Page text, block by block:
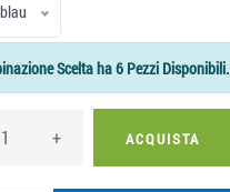
Scelta ha 6 Pezzi Disponibili.
+ ACQUISTA